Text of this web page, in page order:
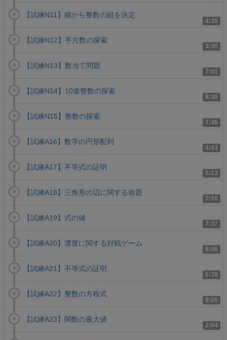
4:35
【試練N11】積から整数の組を決定
3:30
【試練N12】平方数の探索
7:41
【試練N13】数当て問題
8:30
【試練N14】10進整数の探索
7:46
【試練N15】整数の探索
4:43
【試練A16】数字の円形配列
5:13
【試練A17】不等式の証明
7:10
【試練A18】三角形の辺に関する命題
7:37
【試練A19】式の値
8:46
【試練A20】濃度に関する対戦ゲーム
5:38
【試練A21】不等式の証明
9:26
【試練A22】整数の方程式
2:04
【試練A23】関数の最大値